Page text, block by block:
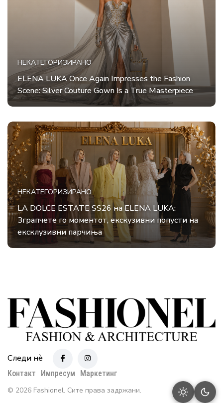
НЕКАТЕГОРИЗИРАНО
ELENA LUKA Once Again Impresses the Fashion
Scene: Silver Couture Gown Is a True Masterpiece
НЕКАТЕГОРИЗИРАНО
LA DOLCE ESTATE SS26 на ELENA LUKA:
Зграпчете го моментот, екскузивни попусти на
ексклузивни парчиња
Следи нè
Контакт Импресум
Маркетинг
© 2026 Fashionel. Сите права задржани.